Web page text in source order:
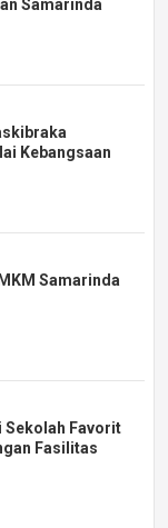
Samarinda
Kebangsaan
Samarinda
Sekolah Favorit
Fasilitas